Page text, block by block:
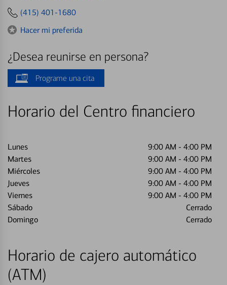
(415) 401-1680
Hacer mi preferida
¿Desea reunirse en persona?
Programe una cita
Horario del Centro financiero
Lunes 9:00 AM - 4:00 PM
Martes
9:00 AM - 4:00 PM
Miércoles
9:00 AM - 4:00 PM
Jueves
9:00 AM - 4:00 PM
Viernes
9:00 AM - 4:00 PM
Sábado
Cerrado
Domingo
Cerrado
Horario de cajero automático
(ATM)